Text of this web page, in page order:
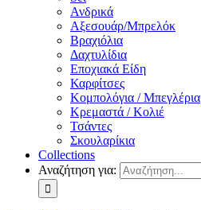
Ανδρικά
Αξεσουάρ/Μπρελόκ
Βραχιόλια
Δαχτυλίδια
Εποχιακά Είδη
Καρφίτσες
Κομπολόγια / Μπεγλέρια
Κρεμαστά / Κολιέ
Τσάντες
Σκουλαρίκια
Collections
Αναζήτηση για: